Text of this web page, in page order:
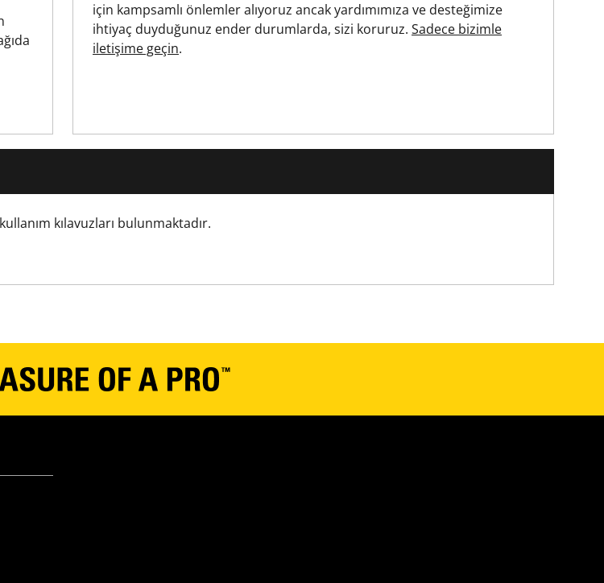
için kampsamlı önlemler alıyoruz ancak yardımımıza ve desteğimize
ihtiyaç duyduğunuz ender durumlarda, sizi koruruz. Sadece bizimle
iletişime geçin.
kılavuzları bulunmaktadır.